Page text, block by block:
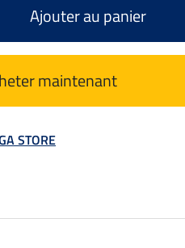
Ajouter au panier
maintenant
STORE